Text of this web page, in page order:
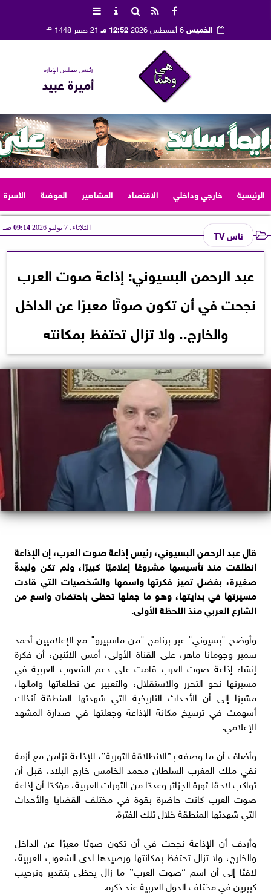
الخميس 12:52 مـ 21 صفر 1448 هـ
رئيس مجلس الإدارة
أميرة عبيد
الرئيسية خارجي وداخلي الاقتصاد المشاهير الموضة الأسرة
ناس TV الثلاثاء، 7 يوليو 2026 09:14 صـ
عبد الرحمن البسيوني: إذاعة صوت العرب
نجحت في أن تكون صوتًا معبرًا عن الداخل
والخارج.. ولا تزال تحتفظ بمكانته
قال عبد الرحمن البسيوني، رئيس إذاعة صوت العرب، إن الإذاعة
انطلقت منذ تأسيسها مشروعًا إعلاميًا كبيرًا، ولم تكن وليدةً
صغيرة، بفضل تميز فكرتها واسمها والشخصيات التي قادت
مسيرتها في بدايتها، وهو ما جعلها تحظى باحتضان واسع من
الشارع العربي منذ اللحظة الأولى.
وأوضح "بسيوني" عبر برنامج "من ماسبيرو" مع الإعلاميين أحمد
سمير وجومانا ماهر، على القناة الأولى، أمس الاثنين، أن فكرة
إنشاء إذاعة صوت العرب قامت على دعم الشعوب العربية في
مسيرتها نحو التحرر والاستقلال، والتعبير عن تطلعاتها وآمالها،
مشيرًا إلى أن الأحداث التاريخية التي شهدتها المنطقة آنذاك
أسهمت في ترسيخ مكانة الإذاعة وجعلتها في صدارة المشهد
الإعلامي.
وأضاف أن ما وصفه بـ”الانطلاقة الثورية”، للإذاعة تزامن مع أزمة
نفي ملك المغرب السلطان محمد الخامس خارج البلاد، قبل أن
تواكب لاحقًا ثورة الجزائر وعددًا من الثورات العربية، مؤكدًا أن إذاعة
صوت العرب كانت حاضرة بقوة في مختلف القضايا والأحداث
التي شهدتها المنطقة خلال تلك الفترة.
وأردف أن الإذاعة نجحت في أن تكون صوتًا معبرًا عن الداخل
والخارج، ولا تزال تحتفظ بمكانتها ورصيدها لدى الشعوب العربية،
لافتًا إلى أن اسم “صوت العرب” ما زال يحظى بتقدير وترحيب
كبيرين في مختلف الدول العربية عند ذكره.